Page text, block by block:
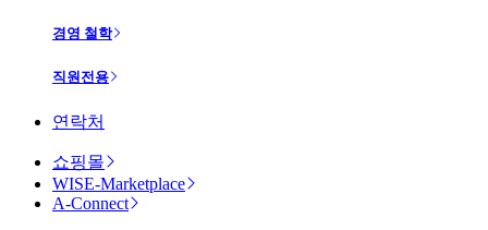
경영 철학
직원전용
연락처
쇼핑몰
WISE-Marketplace
A-Connect